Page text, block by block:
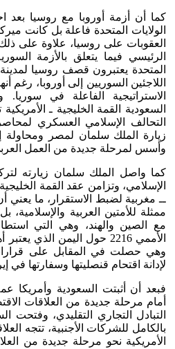
كما أن أزمة أوروبا مع روسيا بعد
الولايات المتحدة فاعلة بل كانت
العقوبات على روسيا، علاوة على
الرئيسي فيما يتعلق بالأزمة
المتحدة يعتبرون قصف روسيا
اللاجئين السوريين إلى أوروبا، رغم
الاستراتيجية الفاعلة في
السعودية القمة الخليجية ـ
التحالف الإسلامي العسكري
زيارة الملك سلمان لمصر ومحاولة
وأسس لمرحلة جديدة من العمل
كما واصل الملك سلمان زيارته
الإسلامي، وتزامن عقد القمة
ــ مغربية لضبط الاستقرار، ما
ممثلة للأمتين العربية والإسلامية،
مع الصين والهند، وهي التي
الأممي 2216 حول اليمن الذي
وهي حصلت في المقابل على
لإدانة اقتحام قنصليتها وسفارتها في
فبعد أن أثبتت السعودية وأمريكا
أمام مرحلة جديدة من العلاقات
التبادل التجاري التقليدي، وفتحت
بالكامل للشركات الأجنبية، تتجه
الأمريكية نحو مرحلة جديدة من